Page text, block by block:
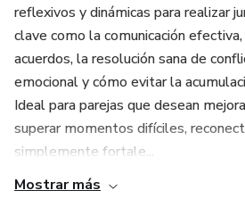
reflexivos y dinámicas para realizar
clave como la comunicación
acuerdos, la resolución sana de
emocional y cómo evitar la
Ideal para parejas que desean
superar momentos difíciles,
simplemente fortale...
Mostrar más